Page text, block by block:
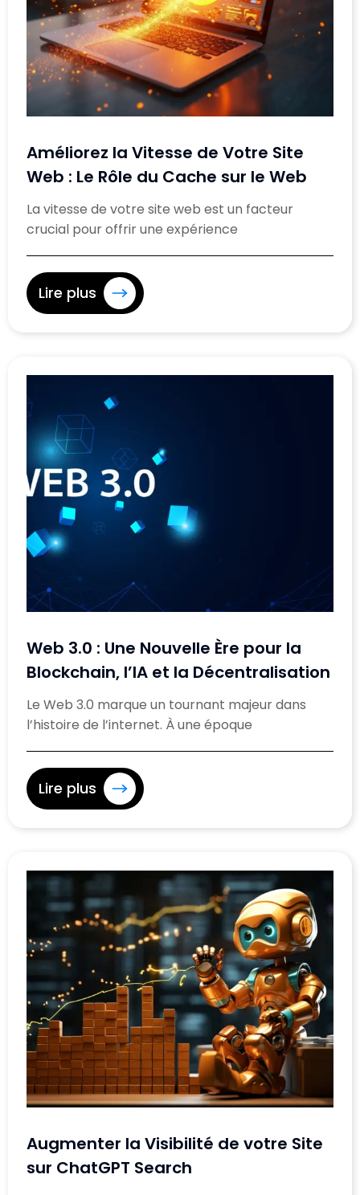
Améliorez la Vitesse de Votre Site
Web : Le Rôle du Cache sur le Web
La vitesse de votre site web est un facteur
crucial pour offrir une expérience
Lire plus
Web 3.0 : Une Nouvelle Ère pour la
Blockchain, l’IA et la Décentralisation
Le Web 3.0 marque un tournant majeur dans
l’histoire de l’internet. À une époque
Lire plus
Augmenter la Visibilité de votre Site
sur ChatGPT Search